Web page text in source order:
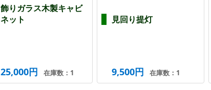
飾りガラス木製キャビ
ネット
25,000円 在庫数：1
見回り提灯
9,500円 在庫数：1